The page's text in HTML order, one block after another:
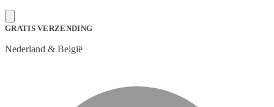
GRATIS VERZENDING
Nederland & België